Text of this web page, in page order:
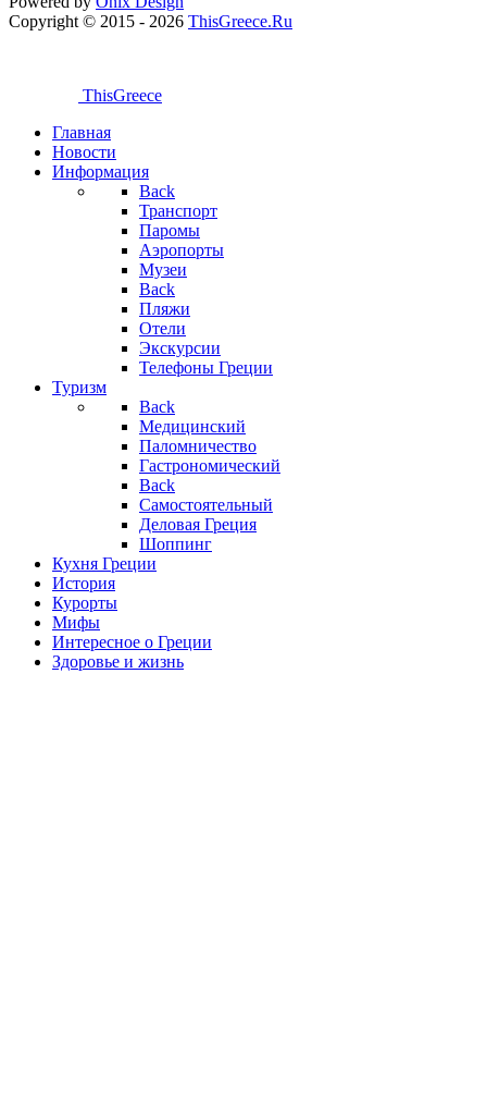
Copyright © 2015 - 2026 ThisGreece.Ru
ThisGreece
Главная
Новости
Информация
Back
Транспорт
Паромы
Аэропорты
Музеи
Back
Пляжи
Отели
Экскурсии
Телефоны Греции
Туризм
Back
Медицинский
Паломничество
Гастрономический
Back
Самостоятельный
Деловая Греция
Шоппинг
Кухня Греции
История
Курорты
Мифы
Интересное о Греции
Здоровье и жизнь